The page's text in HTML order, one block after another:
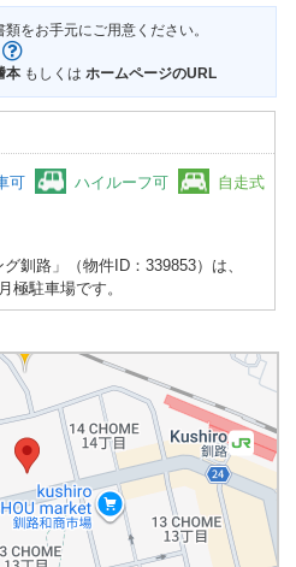
をお手元にご用意ください。
本 もしくは ホームページのURL
可 ハイルーフ可 自走式
釧路」（物件ID：339853）は、
極駐車場です。